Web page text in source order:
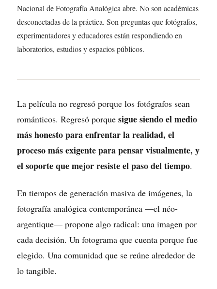
Nacional de Fotografía Analógica abre. No son académicas
desconectadas de la práctica. Son preguntas que fotógrafos,
experimentadores y educadores están respondiendo en
laboratorios, estudios y espacios públicos.
La película no regresó porque los fotógrafos sean
románticos. Regresó porque sigue siendo el medio
más honesto para enfrentar la realidad, el
proceso más exigente para pensar visualmente, y
el soporte que mejor resiste el paso del tiempo.
En tiempos de generación masiva de imágenes, la
fotografía analógica contemporánea —el néo-
argentique— propone algo radical: una imagen por
cada decisión. Un fotograma que cuenta porque fue
elegido. Una comunidad que se reúne alrededor de
lo tangible.